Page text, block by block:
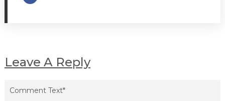
Leave A Reply